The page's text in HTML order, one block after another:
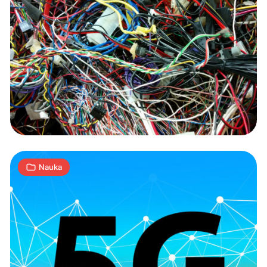
Nauka
5G:
wstępny
standard
zaakceptowany
W 22.12.2017 |
2
min